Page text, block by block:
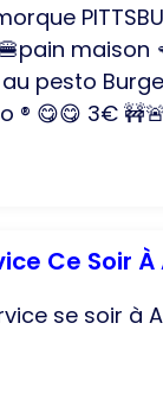
maison
pesto
®️ 😋😋 3€
Ce Soir
se soir à